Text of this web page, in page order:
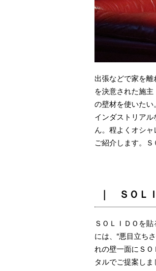
出張などで家を
を決意された施
の壁材を使いたい
インダストリア
ん。程よくオシ
ご紹介します。
｜ ＳＯＬ
ＳＯＬＩＤＯを
には、“悪目立ち
れの壁一面にＳ
タルでご提案しま